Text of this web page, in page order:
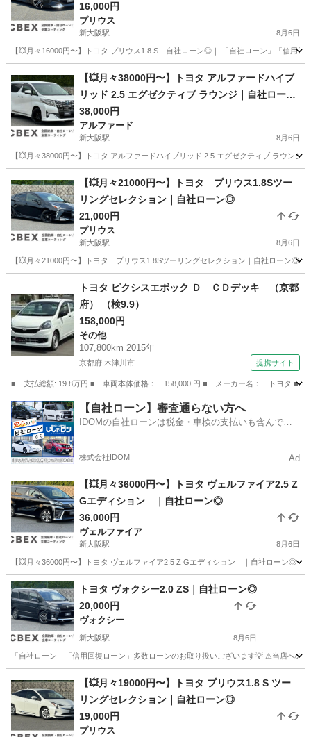
16,000円
プリウス
新大阪駅 8月6日
【💥月々16000円〜】トヨタ プリウス1.8 S｜自社ローン◎｜ 「自社ローン」「信用
新大阪駅 プリウス
【💥月々38000円〜】トヨタ アルファードハイブ
リッド 2.5 エグゼクティブ ラウンジ｜自社ローン
◎
38,000円
アルファード
新大阪駅 8月6日
【💥月々38000円〜】トヨタ アルファードハイブリッド 2.5 エグゼクティブ ラウン
新大阪駅 アルファード ラウンジ
【💥月々21000円〜】トヨタ プリウス1.8Sツー
リングセレクション｜自社ローン◎
21,000円
プリウス
新大阪駅 8月6日
【💥月々21000円〜】トヨタ プリウス1.8Sツーリングセレクション｜自社ローン◎
新大阪駅 プリウス ローン
トヨタ ピクシスエポック Ｄ ＣＤデッキ （京都
府） （検9.9）
158,000円
その他
107,800km 2015年
京都府 木津川市 提携サイト
■ 支払総額: 19.8万円 ■ 車両本体価格： 158,000 円 ■ メーカー名： トヨタ
京都 木津川市 その他
【自社ローン】審査通らない方へ
IDOMの自社ローンは税金・車検の支払いも含んでい
株式会社IDOM Ad
【💥月々36000円〜】トヨタ ヴェルファイア2.5 Z
Gエディション ｜自社ローン◎
36,000円
ヴェルファイア
新大阪駅 8月6日
【💥月々36000円〜】トヨタ ヴェルファイア2.5 Z Gエディション ｜自社ローン◎｜
大阪 大阪市 新大阪駅 ヴェルファイア
トヨタ ヴォクシー2.0 ZS｜自社ローン◎
20,000円
ヴォクシー
新大阪駅 8月6日
「自社ローン」「信用回復ローン」多数ローンのお取り扱いございます💡 ⚠当店へ
新大阪駅 ヴォクシー ローン
【💥月々19000円〜】トヨタ プリウス1.8 S ツー
リングセレクション｜自社ローン◎
19,000円
プリウス